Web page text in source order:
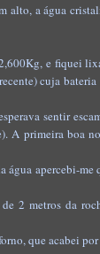
a água
e fiquei
cuja
sentir
A primeira boa
apercebi-
2 metros da
que acabei